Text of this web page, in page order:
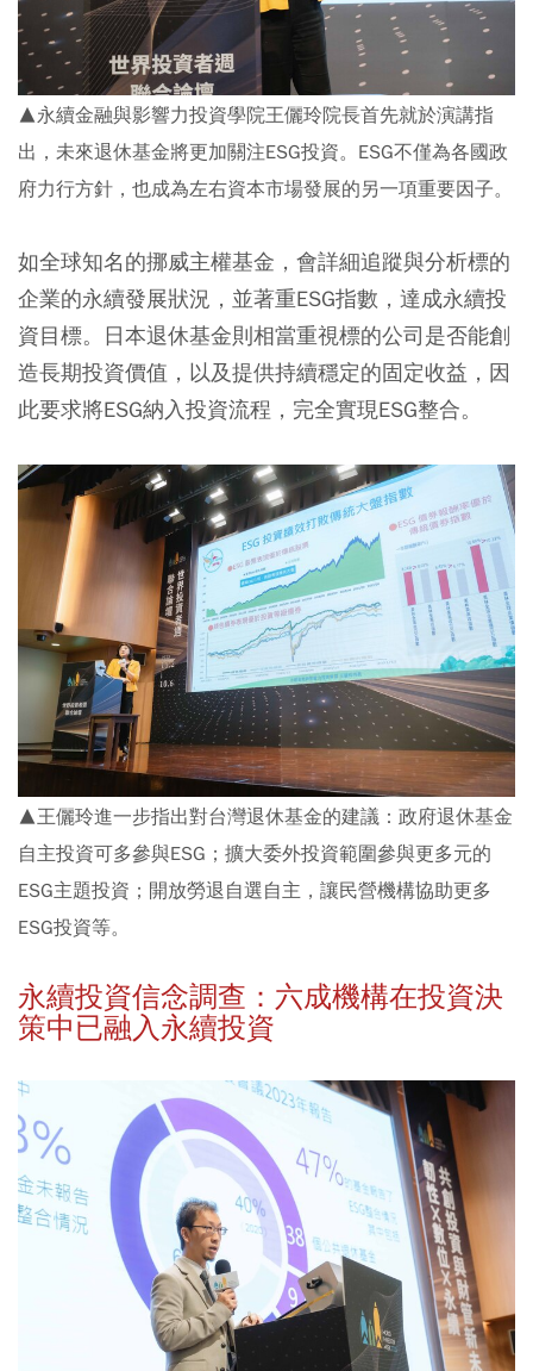
▲永續金融與影響力投資學院王儷玲院長首先就於演講指
出，未來退休基金將更加關注ESG投資。ESG不僅為各國政
府力行方針，也成為左右資本市場發展的另一項重要因子。
如全球知名的挪威主權基金，會詳細追蹤與分析標的
企業的永續發展狀況，並著重ESG指數，達成永續投
資目標。日本退休基金則相當重視標的公司是否能創
造長期投資價值，以及提供持續穩定的固定收益，因
此要求將ESG納入投資流程，完全實現ESG整合。
▲王儷玲進一步指出對台灣退休基金的建議：政府退休基金
自主投資可多參與ESG；擴大委外投資範圍參與更多元的
ESG主題投資；開放勞退自選自主，讓民營機構協助更多
ESG投資等。
永續投資信念調查：六成機構在投資決
策中已融入永續投資